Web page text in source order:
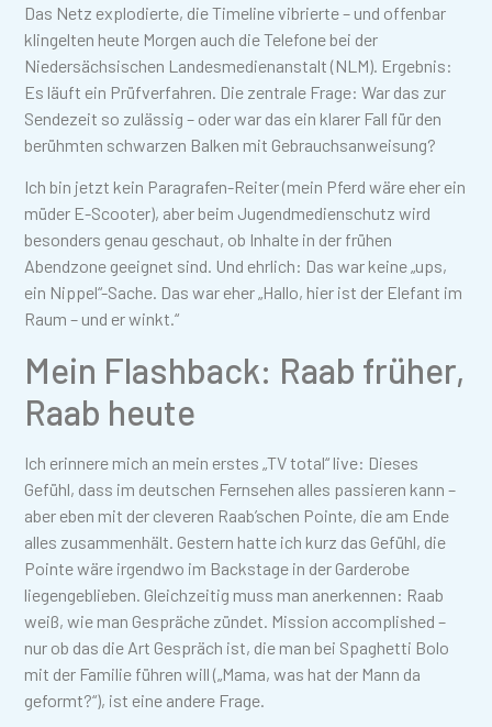
Das Netz explodierte, die Timeline vibrierte – und offenbar
klingelten heute Morgen auch die Telefone bei der
Niedersächsischen Landesmedienanstalt (NLM). Ergebnis:
Es läuft ein Prüfverfahren. Die zentrale Frage: War das zur
Sendezeit so zulässig – oder war das ein klarer Fall für den
berühmten schwarzen Balken mit Gebrauchsanweisung?
Ich bin jetzt kein Paragrafen-Reiter (mein Pferd wäre eher ein
müder E-Scooter), aber beim Jugendmedienschutz wird
besonders genau geschaut, ob Inhalte in der frühen
Abendzone geeignet sind. Und ehrlich: Das war keine „ups,
ein Nippel“-Sache. Das war eher „Hallo, hier ist der Elefant im
Raum – und er winkt.“
Mein Flashback: Raab früher,
Raab heute
Ich erinnere mich an mein erstes „TV total“ live: Dieses
Gefühl, dass im deutschen Fernsehen alles passieren kann –
aber eben mit der cleveren Raab’schen Pointe, die am Ende
alles zusammenhält. Gestern hatte ich kurz das Gefühl, die
Pointe wäre irgendwo im Backstage in der Garderobe
liegengeblieben. Gleichzeitig muss man anerkennen: Raab
weiß, wie man Gespräche zündet. Mission accomplished –
nur ob das die Art Gespräch ist, die man bei Spaghetti Bolo
mit der Familie führen will („Mama, was hat der Mann da
geformt?“), ist eine andere Frage.